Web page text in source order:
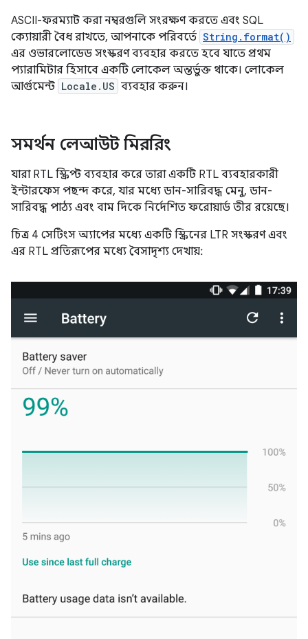
ASCII-ফরম্যাট করা নম্বরগুলি সংরক্ষণ করতে এবং SQL
ক্যোয়ারী বৈধ রাখতে, আপনাকে পরিবর্তে String.format()
এর ওভারলোডেড সংস্করণ ব্যবহার করতে হবে যাতে প্রথম
প্যারামিটার হিসাবে একটি লোকেল অন্তর্ভুক্ত থাকে। লোকেল
আর্গুমেন্ট Locale.US ব্যবহার করুন।
সমর্থন লেআউট মিররিং
যারা RTL স্ক্রিপ্ট ব্যবহার করে তারা একটি RTL ব্যবহারকারী
ইন্টারফেস পছন্দ করে, যার মধ্যে ডান-সারিবদ্ধ মেনু, ডান-
সারিবদ্ধ পাঠ্য এবং বাম দিকে নির্দেশিত ফরোয়ার্ড তীর রয়েছে।
চিত্র 4 সেটিংস অ্যাপের মধ্যে একটি স্ক্রিনের LTR সংস্করণ এবং
এর RTL প্রতিরূপের মধ্যে বৈসাদৃশ্য দেখায়: